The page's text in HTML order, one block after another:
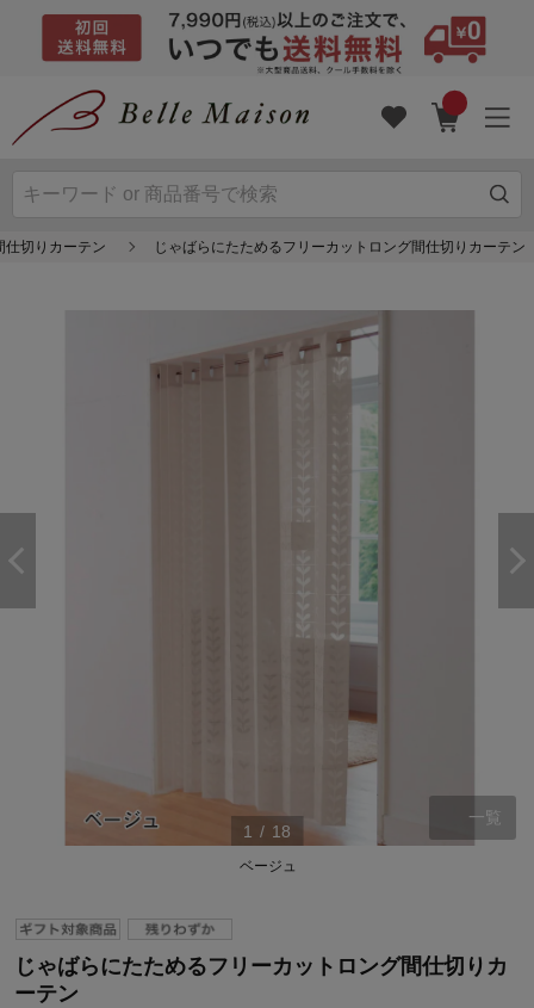
仕切りカーテン じゃばらにたためるフリーカットロング間仕切りカーテン
ベージュ
1 / 18
一覧
じゃばらにたためるフリーカットロング間仕切りカ
ーテン
ステージが上がれば送料無料・返品引取無料！
ベルメゾンご優待サービスについて
ベルメゾン・ポイントについて